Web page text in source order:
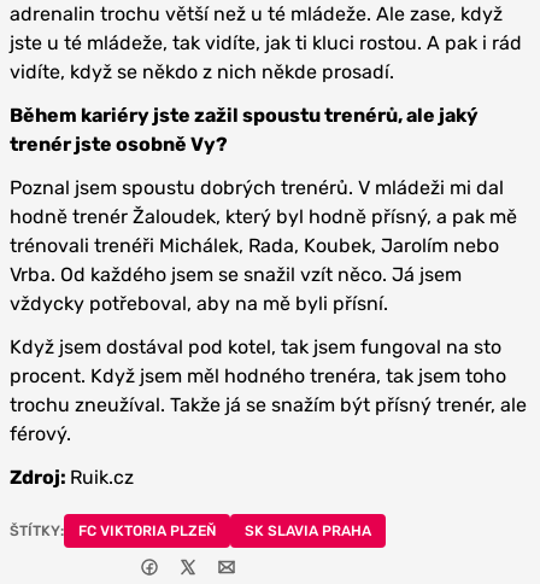
adrenalin trochu větší než u té mládeže. Ale zase, když
jste u té mládeže, tak vidíte, jak ti kluci rostou. A pak i rád
vidíte, když se někdo z nich někde prosadí.
Během kariéry jste zažil spoustu trenérů, ale jaký
trenér jste osobně Vy?
Poznal jsem spoustu dobrých trenérů. V mládeži mi dal
hodně trenér Žaloudek, který byl hodně přísný, a pak mě
trénovali trenéři Michálek, Rada, Koubek, Jarolím nebo
Vrba. Od každého jsem se snažil vzít něco. Já jsem
vždycky potřeboval, aby na mě byli přísní.
Když jsem dostával pod kotel, tak jsem fungoval na sto
procent. Když jsem měl hodného trenéra, tak jsem toho
trochu zneužíval. Takže já se snažím být přísný trenér, ale
férový.
Zdroj: Ruik.cz
ŠTÍTKY: FC VIKTORIA PLZEŇ SK SLAVIA PRAHA